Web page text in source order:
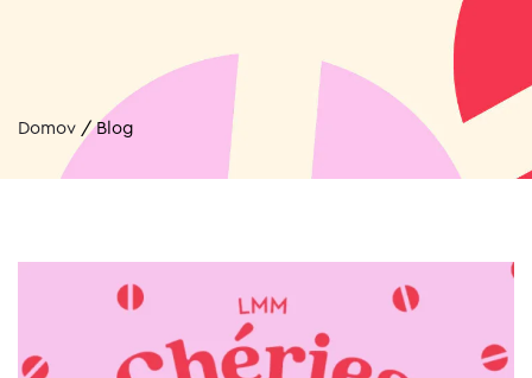
Domov /Blog